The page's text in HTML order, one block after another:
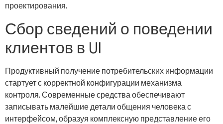
проектирования.
Сбор сведений о поведении
клиентов в UI
Продуктивный получение потребительских информации
стартует с корректной конфигурации механизма
контроля. Современные средства обеспечивают
записывать малейшие детали общения человека с
интерфейсом, образуя комплексную представление его